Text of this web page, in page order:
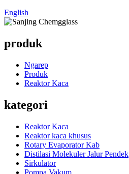
English
produk
Ngarep
Produk
Reaktor Kaca
kategori
Reaktor Kaca
Reaktor kaca khusus
Rotary Evaporator Kab
Distilasi Molekuler Jalur Pendek
Sirkulator
Pompa Vakum